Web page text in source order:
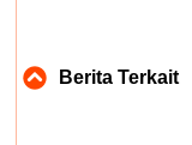
Berita Terkait